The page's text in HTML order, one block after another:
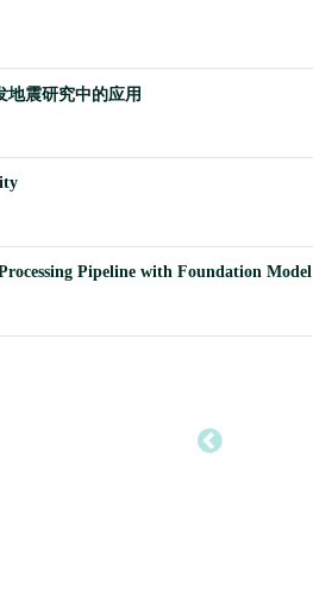
地震研究中的应用
Pipeline with Foundation Model